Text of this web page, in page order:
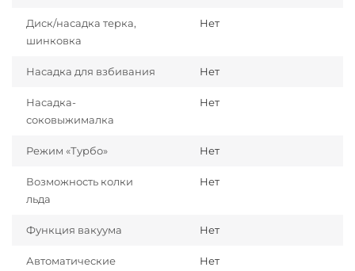
Диск/насадка терка,
шинковка
Нет
Насадка для взбивания Нет
Насадка-
соковыжималка
Нет
Режим «Турбо» Нет
Возможность колки
льда
Нет
Функция вакуума Нет
Автоматические
Нет